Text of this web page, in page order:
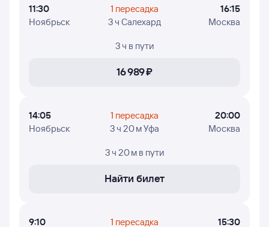
11:30
Ноябрьск
1 пересадка
3 ч Салехард
16:15
Москва
3 ч в пути
16 ⁠989 ⁠₽
14:05
Ноябрьск
1 пересадка
3 ч 20 м Уфа
20:00
Москва
3 ч 20 м в пути
Найти билет
9:10
1 пересадка
15:30